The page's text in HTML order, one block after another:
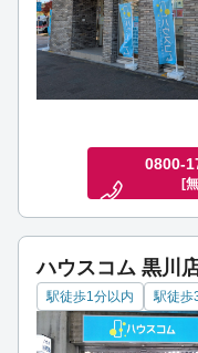
0800-
[
ハウスコム 黒川
駅徒歩1分以内 駅徒歩